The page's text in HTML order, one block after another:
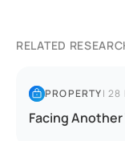
RELATED
PROPERTY|28
Facing Another